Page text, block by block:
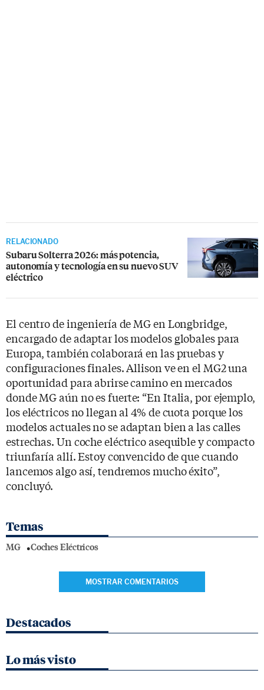
RELACIONADO
Subaru Solterra 2026: más potencia,
autonomía y tecnología en su nuevo SUV
eléctrico
El centro de ingeniería de MG en Longbridge,
encargado de adaptar los modelos globales para
Europa, también colaborará en las pruebas y
configuraciones finales. Allison ve en el MG2 una
oportunidad para abrirse camino en mercados
donde MG aún no es fuerte: “En Italia, por ejemplo,
los eléctricos no llegan al 4% de cuota porque los
modelos actuales no se adaptan bien a las calles
estrechas. Un coche eléctrico asequible y compacto
triunfaría allí. Estoy convencido de que cuando
lancemos algo así, tendremos mucho éxito”,
concluyó.
Temas
MG Coches Eléctricos
MOSTRAR COMENTARIOS
Destacados
Lo más visto